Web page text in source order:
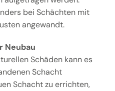
bei Schächten mit
angewandt.
Neubau
Schäden kann es
Schacht
Schacht zu errichten,